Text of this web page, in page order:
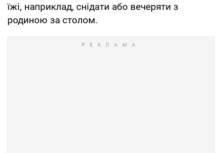
їжі, наприклад, снідати або вечеряти з
родиною за столом.